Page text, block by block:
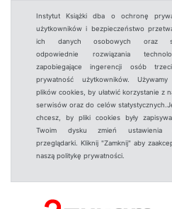
Instytut Książki dba o ochronę
użytkowników i bezpieczeństwo
ich danych osobowych oraz
odpowiednie rozwiązania
zapobiegające ingerencji osób
prywatność użytkowników.
plików cookies, by ułatwić korzystanie z
serwisów oraz do celów
chcesz, by pliki cookies były
Twoim dysku zmień ustawienia
przeglądarki. Kliknij "Zamknij" aby
naszą politykę prywatności.